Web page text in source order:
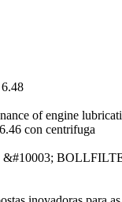
con centrifuga